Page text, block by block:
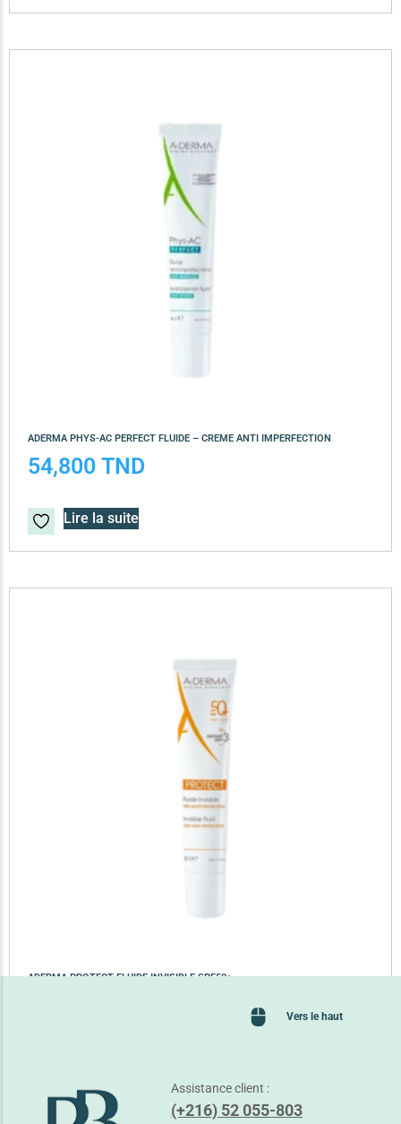
ADERMA PROTECT FLUIDE INVISIBLE SPF50+
ADERMA PHYS-AC PERFECT FLUIDE – CREME ANTI IMPERFECTION
54,800 TND
Lire la suite
Vers le haut
Assistance client :
(+216) 52 055-803